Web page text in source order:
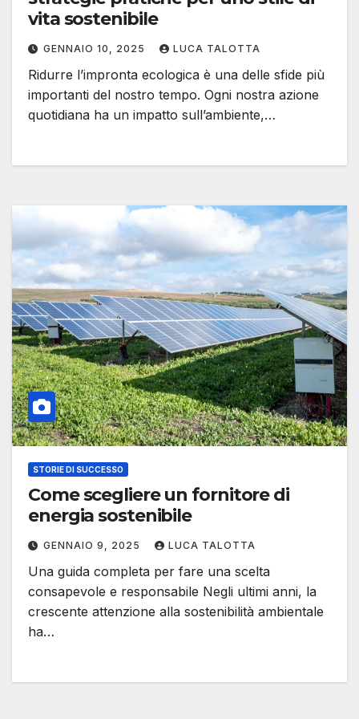
vita sostenibile
GENNAIO 10, 2025 LUCA TALOTTA
Ridurre l’impronta ecologica è una delle sfide più
importanti del nostro tempo. Ogni nostra azione
quotidiana ha un impatto sull’ambiente,…
STORIE DI SUCCESSO
Come scegliere un fornitore di
energia sostenibile
GENNAIO 9, 2025 LUCA TALOTTA
Una guida completa per fare una scelta
consapevole e responsabile Negli ultimi anni, la
crescente attenzione alla sostenibilità ambientale
ha…